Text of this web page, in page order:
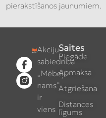
pierakstīšanos jaunumiem.
Akciju
sabiedrība
„Mēbeļu
nams”
ir
viens
Saites
Piegāde
Apmaksa
Atgriešana
Distances
līgums